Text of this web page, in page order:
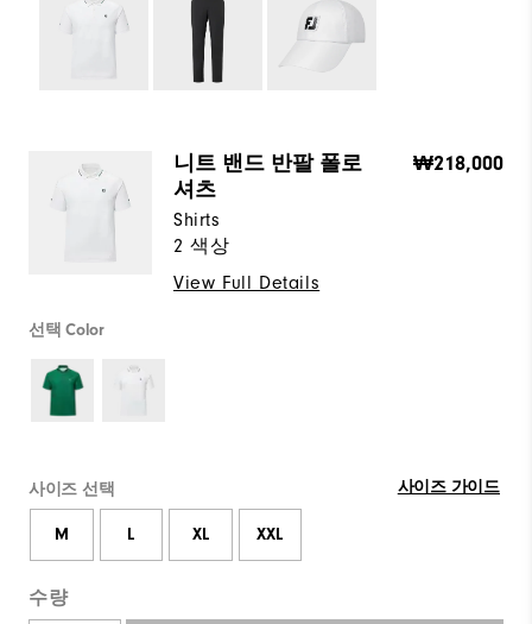
니트 밴드 반팔 폴로
셔츠
Shirts
2 색상
₩218,000
View Full Details
선택 Color
사이즈 선택 사이즈 가이드
M L XL XXL
수량